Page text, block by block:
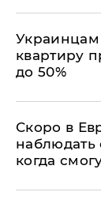
Украинцам
квартиру
до 50%
Скоро в
наблюдать
когда